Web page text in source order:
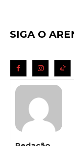
SIGA O